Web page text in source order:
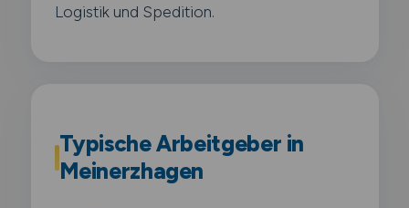
Logistik und Spedition.
Typische Arbeitgeber in
Meinerzhagen